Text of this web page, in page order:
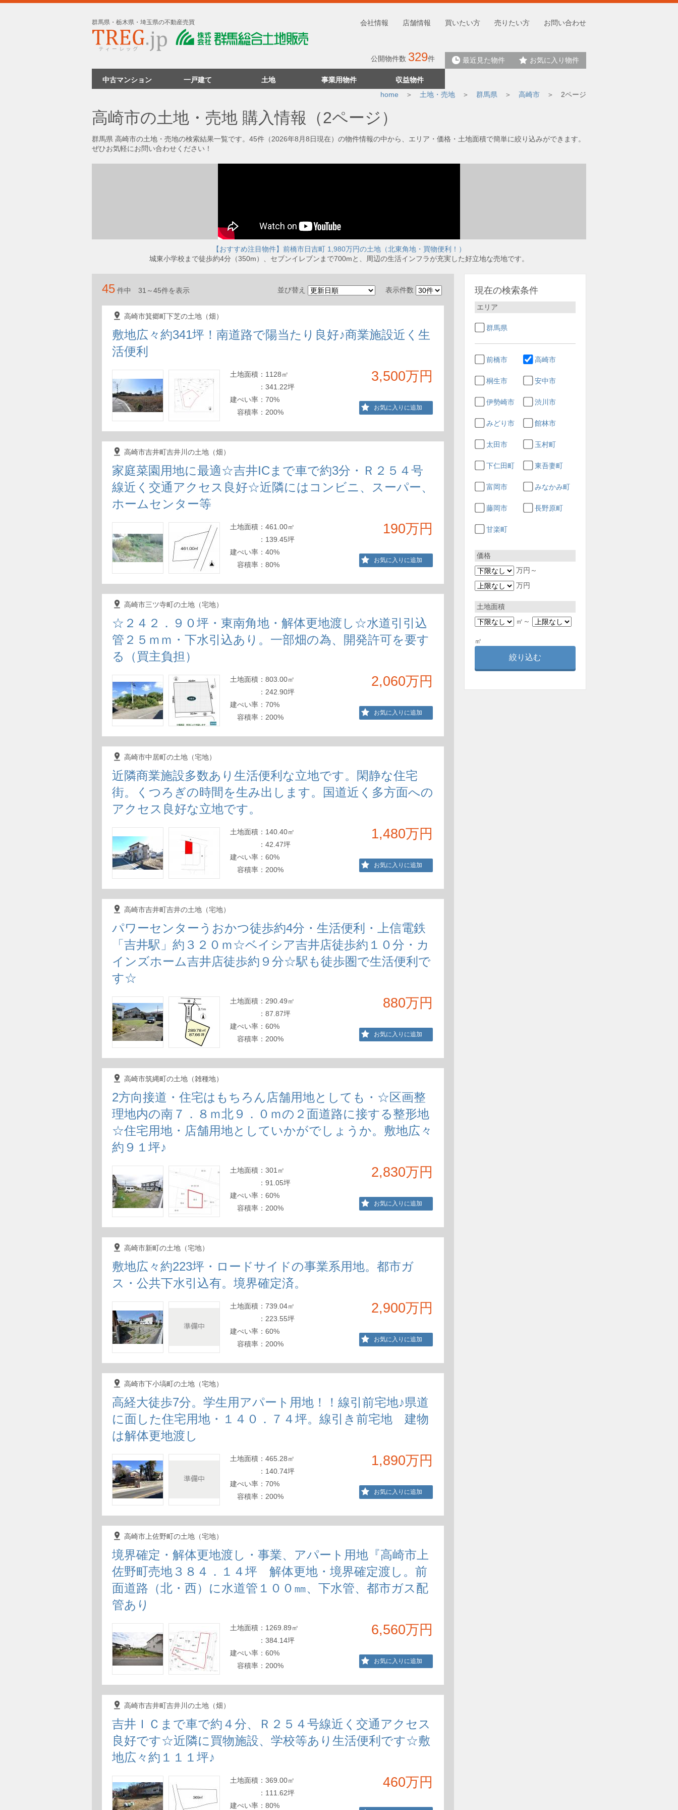
群馬県・栃木県・埼玉県の不動産売買 会社情報 店舗情報 買いたい方 売りたい方 お問い合わせ
公開物件数 329件 最近見た物件 お気に入り物件
中古マンション 一戸建て 土地 事業用物件
収益物件
home
土地・売地 群馬県 高崎市 2ページ
高崎市の土地・売地 購入情報 （2ページ）
群馬県 高崎市の土地・売地の検索結果一覧です。45件（2026年8月8日現在）の物件情報の中から、エリア・価格・土地面積で簡単に絞り込みができます。
ぜひお気軽にお問い合わせください！
【おすすめ注目物件】前橋市日吉町 1,980万円の土地（北東角地・買物便利！）
城東小学校まで徒歩約4分（350m）、セブンイレブンまで700mと、周辺の生活インフラが充実した好立地な売地です。
45 件中 31～45件を表示 並び替え 表示件数
pin_drop 高崎市箕郷町下芝の土地（畑）
敷地広々約341坪！南道路で陽当たり良好♪商業施設近く生
活便利
土地面積 ： 1128㎡
： 341.22坪
建ぺい率 ： 70%
容積率 ： 200%
3,500万円
お気に入りに追加
pin_drop 高崎市吉井町吉井川の土地（畑）
家庭菜園用地に最適☆吉井ICまで車で約3分・Ｒ２５４号
線近く交通アクセス良好☆近隣にはコンビニ、スーパー、
ホームセンター等
土地面積 ： 461.00㎡
： 139.45坪
建ぺい率 ： 40%
容積率 ： 80%
190万円
お気に入りに追加
pin_drop 高崎市三ツ寺町の土地（宅地）
☆２４２．９０坪・東南角地・解体更地渡し☆水道引引込
管２５ｍｍ・下水引込あり。一部畑の為、開発許可を要す
る（買主負担）
土地面積 ： 803.00㎡
： 242.90坪
建ぺい率 ： 70%
容積率 ： 200%
2,060万円
お気に入りに追加
pin_drop 高崎市中居町の土地（宅地）
近隣商業施設多数あり生活便利な立地です。閑静な住宅
街。くつろぎの時間を生み出します。国道近く多方面への
アクセス良好な立地です。
土地面積 ： 140.40㎡
： 42.47坪
建ぺい率 ： 60%
容積率 ： 200%
1,480万円
お気に入りに追加
pin_drop 高崎市吉井町吉井の土地（宅地）
パワーセンターうおかつ徒歩約4分・生活便利・上信電鉄
「吉井駅」約３２０ｍ☆ベイシア吉井店徒歩約１０分・カ
インズホーム吉井店徒歩約９分☆駅も徒歩圏で生活便利で
す☆
土地面積 ： 290.49㎡
： 87.87坪
建ぺい率 ： 60%
容積率 ： 200%
880万円
お気に入りに追加
pin_drop 高崎市筑縄町の土地（雑種地）
2方向接道・住宅はもちろん店舗用地としても・☆区画整
理地内の南７．８ｍ北９．０ｍの２面道路に接する整形地
☆住宅用地・店舗用地としていかがでしょうか。敷地広々
約９１坪♪
土地面積 ： 301㎡
： 91.05坪
建ぺい率 ： 60%
容積率 ： 200%
2,830万円
お気に入りに追加
pin_drop 高崎市新町の土地（宅地）
敷地広々約223坪・ロードサイドの事業系用地。都市ガ
ス・公共下水引込有。境界確定済。
土地面積 ： 739.04㎡
： 223.55坪
建ぺい率 ： 60%
容積率 ： 200%
2,900万円
お気に入りに追加
pin_drop 高崎市下小塙町の土地（宅地）
高経大徒歩7分。学生用アパート用地！！線引前宅地♪県道
に面した住宅用地・１４０．７４坪。線引き前宅地 建物
は解体更地渡し
土地面積 ： 465.28㎡
： 140.74坪
建ぺい率 ： 70%
容積率 ： 200%
1,890万円
お気に入りに追加
pin_drop 高崎市上佐野町の土地（宅地）
境界確定・解体更地渡し・事業、アパート用地『高崎市上
佐野町売地３８４．１４坪 解体更地・境界確定渡し。前
面道路（北・西）に水道管１００㎜、下水管、都市ガス配
管あり
土地面積 ： 1269.89㎡
： 384.14坪
建ぺい率 ： 60%
容積率 ： 200%
6,560万円
お気に入りに追加
pin_drop 高崎市吉井町吉井川の土地（畑）
吉井ＩＣまで車で約４分、Ｒ２５４号線近く交通アクセス
良好です☆近隣に買物施設、学校等あり生活便利です☆敷
地広々約１１１坪♪
土地面積 ： 369.00㎡
： 111.62坪
建ぺい率 ： 80%
460万円
現在の検索条件
エリア
群馬県
前橋市 高崎市
桐生市 安中市
伊勢崎市 渋川市
みどり市 館林市
太田市 玉村町
下仁田町 東吾妻町
富岡市 みなかみ町
藤岡市 長野原町
甘楽町
価格
万円～
万円
土地面積
㎡～
㎡